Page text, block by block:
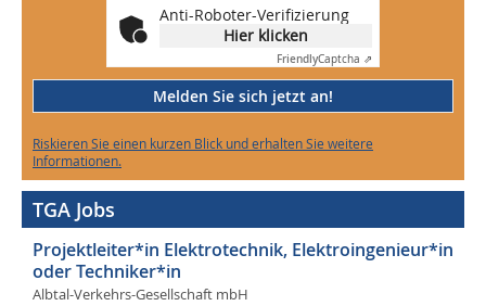
Anti-Roboter-Verifizierung
Hier klicken
FriendlyCaptcha ⇗
Melden Sie sich jetzt an!
Riskieren Sie einen kurzen Blick und erhalten Sie weitere
Informationen.
TGA Jobs
Projektleiter*in Elektrotechnik, Elektroingenieur*in
oder Techniker*in
Albtal-Verkehrs-Gesellschaft mbH